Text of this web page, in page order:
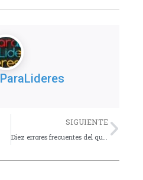
ParaLideres
SIGUIENTE